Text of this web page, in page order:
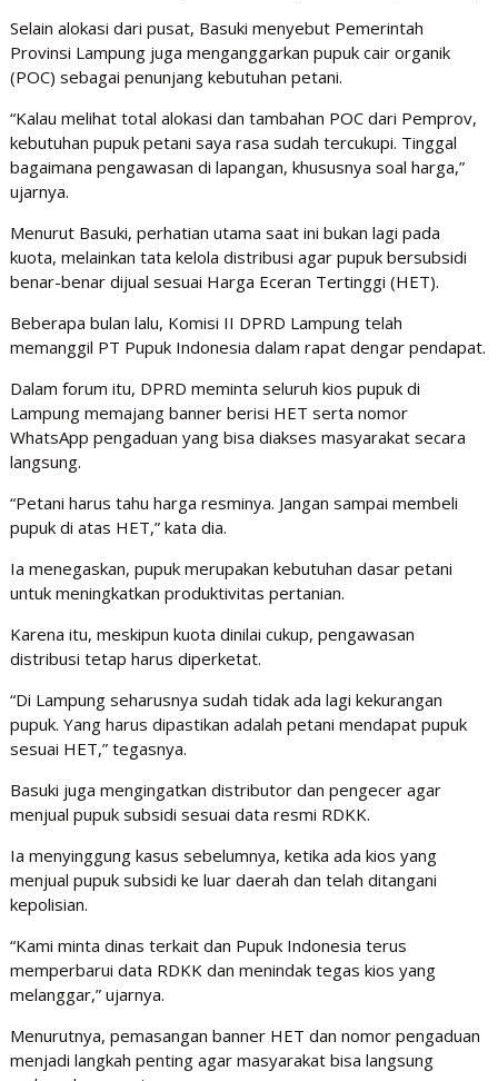
Selain alokasi dari pusat, Basuki menyebut Pemerintah
Provinsi Lampung juga menganggarkan pupuk cair organik
(POC) sebagai penunjang kebutuhan petani.
“Kalau melihat total alokasi dan tambahan POC dari Pemprov,
kebutuhan pupuk petani saya rasa sudah tercukupi. Tinggal
bagaimana pengawasan di lapangan, khususnya soal harga,”
ujarnya.
Menurut Basuki, perhatian utama saat ini bukan lagi pada
kuota, melainkan tata kelola distribusi agar pupuk bersubsidi
benar-benar dijual sesuai Harga Eceran Tertinggi (HET).
Beberapa bulan lalu, Komisi II DPRD Lampung telah
memanggil PT Pupuk Indonesia dalam rapat dengar pendapat.
Dalam forum itu, DPRD meminta seluruh kios pupuk di
Lampung memajang banner berisi HET serta nomor
WhatsApp pengaduan yang bisa diakses masyarakat secara
langsung.
“Petani harus tahu harga resminya. Jangan sampai membeli
pupuk di atas HET,” kata dia.
Ia menegaskan, pupuk merupakan kebutuhan dasar petani
untuk meningkatkan produktivitas pertanian.
Karena itu, meskipun kuota dinilai cukup, pengawasan
distribusi tetap harus diperketat.
“Di Lampung seharusnya sudah tidak ada lagi kekurangan
pupuk. Yang harus dipastikan adalah petani mendapat pupuk
sesuai HET,” tegasnya.
Basuki juga mengingatkan distributor dan pengecer agar
menjual pupuk subsidi sesuai data resmi RDKK.
Ia menyinggung kasus sebelumnya, ketika ada kios yang
menjual pupuk subsidi ke luar daerah dan telah ditangani
kepolisian.
“Kami minta dinas terkait dan Pupuk Indonesia terus
memperbarui data RDKK dan menindak tegas kios yang
melanggar,” ujarnya.
Menurutnya, pemasangan banner HET dan nomor pengaduan
menjadi langkah penting agar masyarakat bisa langsung